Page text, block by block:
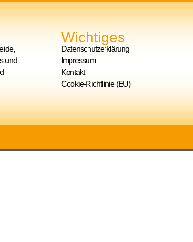
und
Wichtiges
Datenschutzerklärung
Impressum
Kontakt
Cookie-Richtlinie (EU)